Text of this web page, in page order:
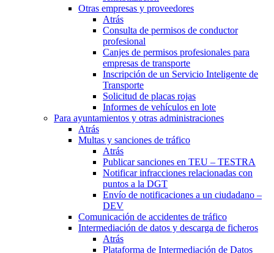
Otras empresas y proveedores
Atrás
Consulta de permisos de conductor
profesional
Canjes de permisos profesionales para
empresas de transporte
Inscripción de un Servicio Inteligente de
Transporte
Solicitud de placas rojas
Informes de vehículos en lote
Para ayuntamientos y otras administraciones
Atrás
Multas y sanciones de tráfico
Atrás
Publicar sanciones en TEU – TESTRA
Notificar infracciones relacionadas con
puntos a la DGT
Envío de notificaciones a un ciudadano –
DEV
Comunicación de accidentes de tráfico
Intermediación de datos y descarga de ficheros
Atrás
Plataforma de Intermediación de Datos